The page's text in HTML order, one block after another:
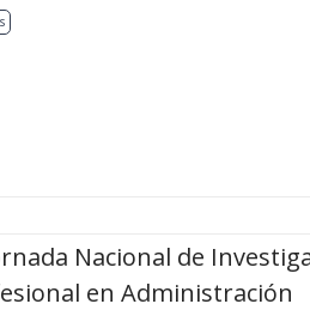
Nacional de
en Administración